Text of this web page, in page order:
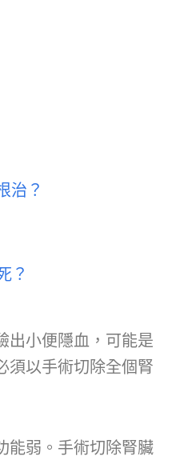
治？
？
出小便隱血，可能是
須以手術切除全個腎
能弱。手術切除腎臟